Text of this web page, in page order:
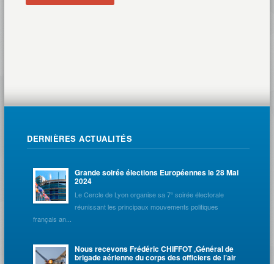
DERNIÈRES ACTUALITÉS
Grande soirée élections Européennes le 28 Mai
2024
Le Cercle de Lyon organise sa 7° soirée électorale
réunissant les principaux mouvements politiques
français an...
Nous recevons Frédéric CHIFFOT ,Général de
brigade aérienne du corps des officiers de l’air